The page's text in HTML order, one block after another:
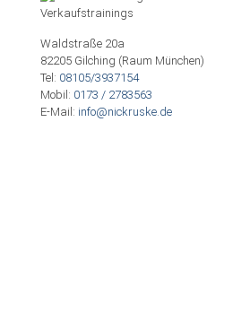
Waldstraße 20a
82205 Gilching (Raum München)
Tel: 08105/3937154
Mobil: 0173 / 2783563
E-Mail: info@nickruske.de